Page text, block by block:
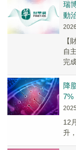
瑞
動
【
自
完
降
7%
12
升